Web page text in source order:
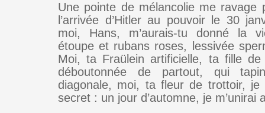
Une pointe de mélancolie me ravage
l’arrivée d’Hitler au pouvoir le 30
moi, Hans, m’aurais-tu donné la
étoupe et rubans roses, lessivée
Moi, ta Fraülein artificielle, ta fille de
déboutonnée de partout, qui
diagonale, moi, ta fleur de trottoir,
secret : un jour d’automne, je m’unirai